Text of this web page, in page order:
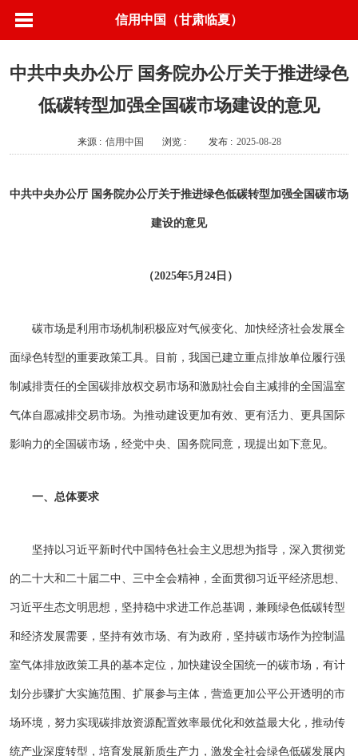
信用中国（甘肃临夏）
中共中央办公厅 国务院办公厅关于推进绿色
低碳转型加强全国碳市场建设的意见
来源 : 信用中国 浏览 : 发布 : 2025-08-28
中共中央办公厅 国务院办公厅关于推进绿色低碳转型加强全国碳市场
建设的意见
（2025年5月24日）
碳市场是利用市场机制积极应对气候变化、加快经济社会发展全
面绿色转型的重要政策工具。目前，我国已建立重点排放单位履行强
制减排责任的全国碳排放权交易市场和激励社会自主减排的全国温室
气体自愿减排交易市场。为推动建设更加有效、更有活力、更具国际
影响力的全国碳市场，经党中央、国务院同意，现提出如下意见。
一、总体要求
坚持以习近平新时代中国特色社会主义思想为指导，深入贯彻党
的二十大和二十届二中、三中全会精神，全面贯彻习近平经济思想、
习近平生态文明思想，坚持稳中求进工作总基调，兼顾绿色低碳转型
和经济发展需要，坚持有效市场、有为政府，坚持碳市场作为控制温
室气体排放政策工具的基本定位，加快建设全国统一的碳市场，有计
划分步骤扩大实施范围、扩展参与主体，营造更加公平公开透明的市
场环境，努力实现碳排放资源配置效率最优化和效益最大化，推动传
统产业深度转型，培育发展新质生产力，激发全社会绿色低碳发展内